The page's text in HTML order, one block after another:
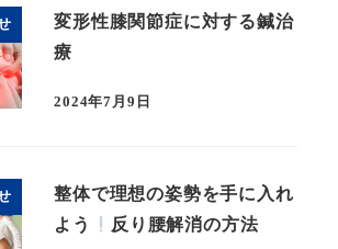
変形性膝関節症に対する鍼治
療
2024年7月9日
整体で理想の姿勢を手に入れ
よう
反り腰解消の方法